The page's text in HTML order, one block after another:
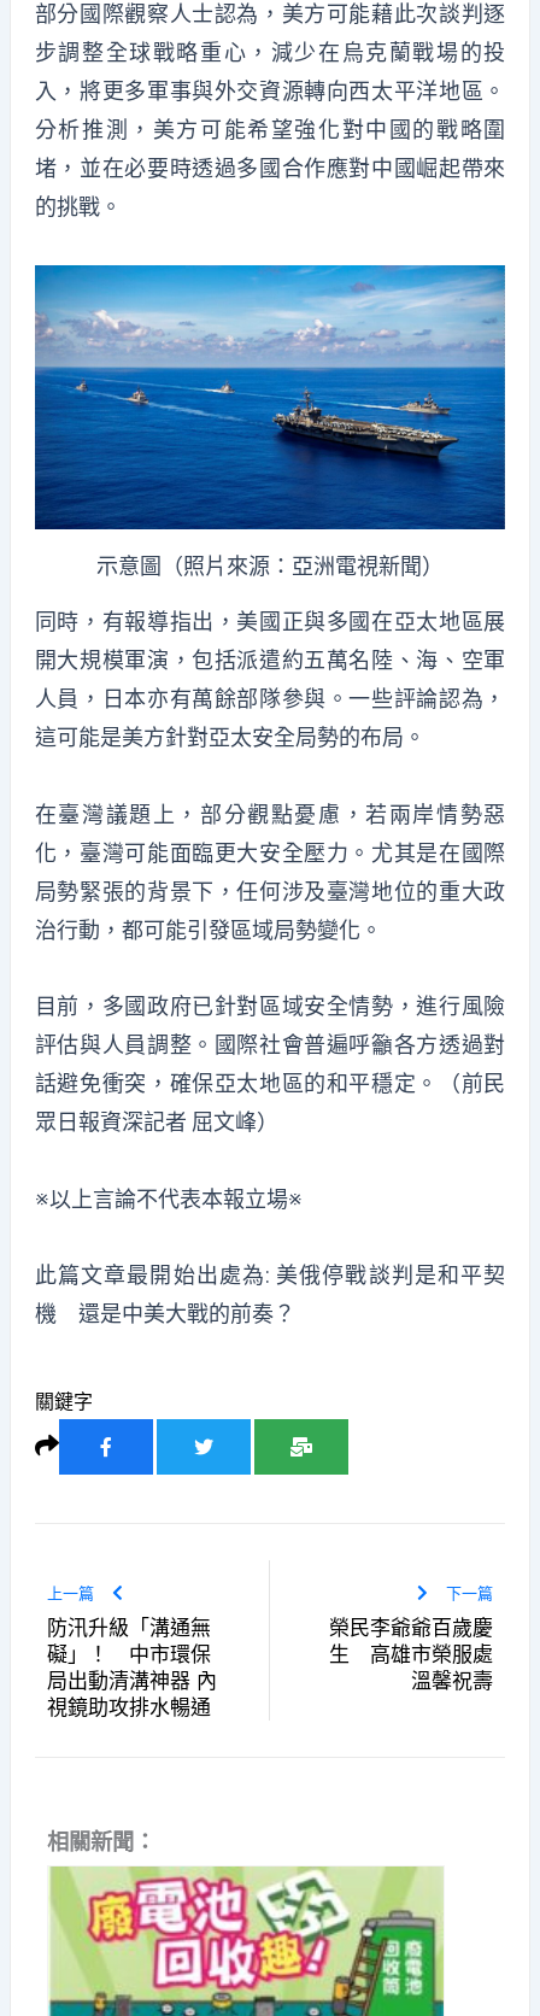
部分國際觀察人士認為，美方可能藉此次談判逐
步調整全球戰略重心，減少在烏克蘭戰場的投
入，將更多軍事與外交資源轉向西太平洋地區。
分析推測，美方可能希望強化對中國的戰略圍
堵，並在必要時透過多國合作應對中國崛起帶來
的挑戰。
示意圖（照片來源：亞洲電視新聞）
同時，有報導指出，美國正與多國在亞太地區展
開大規模軍演，包括派遣約五萬名陸、海、空軍
人員，日本亦有萬餘部隊參與。一些評論認為，
這可能是美方針對亞太安全局勢的布局。
在臺灣議題上，部分觀點憂慮，若兩岸情勢惡
化，臺灣可能面臨更大安全壓力。尤其是在國際
局勢緊張的背景下，任何涉及臺灣地位的重大政
治行動，都可能引發區域局勢變化。
目前，多國政府已針對區域安全情勢，進行風險
評估與人員調整。國際社會普遍呼籲各方透過對
話避免衝突，確保亞太地區的和平穩定。（前民
眾日報資深記者 屈文峰）
※以上言論不代表本報立場※
此篇文章最開始出處為: 美俄停戰談判是和平契
機 還是中美大戰的前奏？
關鍵字
上一篇
防汛升級「溝通無
礙」！ 中市環保
局出動清溝神器 內
視鏡助攻排水暢通
下一篇
榮民李爺爺百歲慶
生 高雄市榮服處
溫馨祝壽
相關新聞：